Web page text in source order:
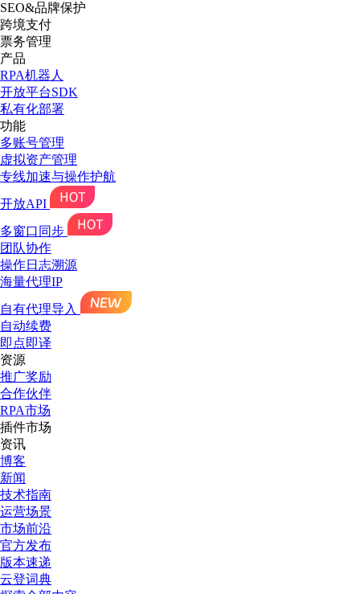
SEO&品牌保护
跨境支付
票务管理
产品
RPA机器人
开放平台SDK
私有化部署
功能
多账号管理
虚拟资产管理
专线加速与操作护航
开放API
多窗口同步
团队协作
操作日志溯源
海量代理IP
自有代理导入
自动续费
即点即译
资源
推广奖励
合作伙伴
RPA市场
插件市场
资讯
博客
新闻
技术指南
运营场景
市场前沿
官方发布
版本速递
云登词典